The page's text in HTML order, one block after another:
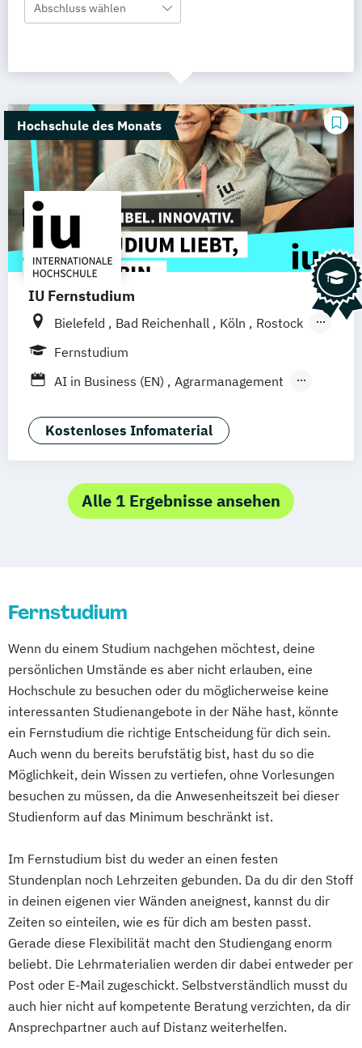
Abschluss wählen
Hochschule des Monats
IU Fernstudium
Bielefeld Bad Reichenhall Köln
Rostock
Freiburg
Deggendorf Karlsruhe Kassel
Oberhausen Offenbach Saarbrücken
Neu-Ulm Graz Innsbruck Wien
Augsburg Freising Friedrichshafen
Klagenfurt Magdeburg Münster Trier
Würzburg Chemnitz Linz
Fernstudium
AI in Business (EN)
Agrarmanagement
Angewandte Psychologie (DE/EN)
Applied Artificial Intelligence
Aviation Management (DE/EN)
Bank- und Kapitalmarktrecht
Betriebswirtschaftslehre und Customer
Betriebswirtschaftslehre und Führung
Betriebswirtschaftslehre – Office
Management
Business Administration (DE/EN)
Business Intelligence
Business Intelligence (DE/EN)
Cloud Computing
Coaching
Coaching und Supervision
Customer Centricity
Cyber Security (DE/EN)
Data Management (DE/EN)
DevOps und Cloud Computing (DE/EN)
Digital Business (DE/EN)
Digital Business Management
Digital Entrepreneurship Digital Health
Digital Innovation and Intrapreneurship
(DE/EN)
Kostenloses Infomaterial
Alle 1 Ergebnisse ansehen
Fernstudium
Wenn du einem Studium nachgehen möchtest, deine
persönlichen Umstände es aber nicht erlauben, eine
Hochschule zu besuchen oder du möglicherweise keine
interessanten Studienangebote in der Nähe hast, könnte
ein Fernstudium die richtige Entscheidung für dich sein.
Auch wenn du bereits berufstätig bist, hast du so die
Möglichkeit, dein Wissen zu vertiefen, ohne Vorlesungen
besuchen zu müssen, da die Anwesenheitszeit bei dieser
Studienform auf das Minimum beschränkt ist.
Im Fernstudium bist du weder an einen festen
Stundenplan noch Lehrzeiten gebunden. Da du dir den Stoff
in deinen eigenen vier Wänden aneignest, kannst du dir
Zeiten so einteilen, wie es für dich am besten passt.
Gerade diese Flexibilität macht den Studiengang enorm
beliebt. Die Lehrmaterialien werden dir dabei entweder per
Post oder E-Mail zugeschickt. Selbstverständlich musst du
auch hier nicht auf kompetente Beratung verzichten, da dir
Ansprechpartner auch auf Distanz weiterhelfen.